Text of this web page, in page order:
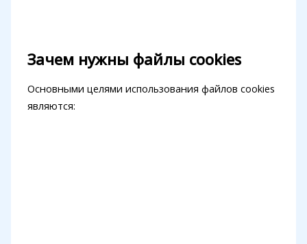
Зачем нужны файлы cookies
Основными целями использования файлов cookies
являются: